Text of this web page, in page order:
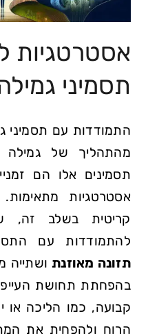
אסטרטגיות
תסמיני
התמודדות עם תסמיני
מהתהליך של גמילה
תסמינים אלו הם
אסטרטגיות מתאימות.
⁤קריטית בשלב זה,
להתמודדות עם
תזונה מאוזנתושתייה
בהפחתת תחושת
קבועה, כמו ⁢הליכה או
הרוח ולהפחית​ את